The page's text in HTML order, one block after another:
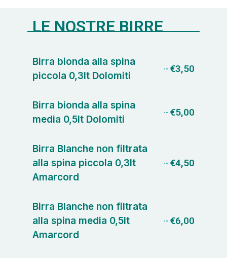
LE NOSTRE BIRRE
Birra bionda alla spina
piccola 0,3lt Dolomiti
€3,50
Birra bionda alla spina
media 0,5lt Dolomiti
€5,00
Birra Blanche non filtrata
alla spina piccola 0,3lt
Amarcord
€4,50
Birra Blanche non filtrata
alla spina media 0,5lt
Amarcord
€6,00